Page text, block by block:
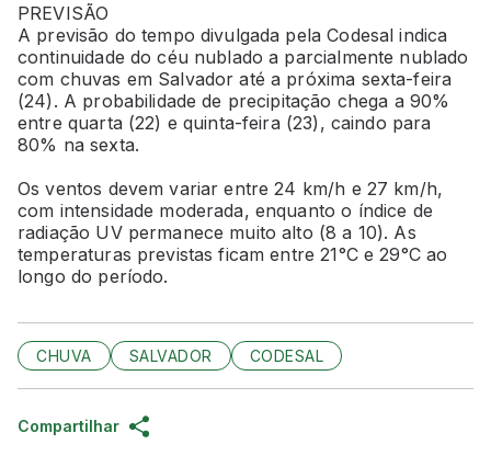
PREVISÃO
A previsão do tempo divulgada pela Codesal indica
continuidade do céu nublado a parcialmente nublado
com chuvas em Salvador até a próxima sexta-feira
(24). A probabilidade de precipitação chega a 90%
entre quarta (22) e quinta-feira (23), caindo para
80% na sexta.
Os ventos devem variar entre 24 km/h e 27 km/h,
com intensidade moderada, enquanto o índice de
radiação UV permanece muito alto (8 a 10). As
temperaturas previstas ficam entre 21°C e 29°C ao
longo do período.
CHUVA SALVADOR CODESAL
Compartilhar